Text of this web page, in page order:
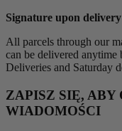
Signature upon delivery
All parcels through our
can be delivered anytime
Deliveries and Saturday
ZAPISZ SIĘ, ABY
WIADOMOŚCI